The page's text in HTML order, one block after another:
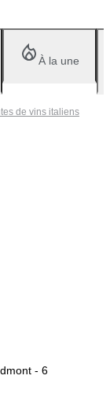
À la une
de vins italiens
- 6